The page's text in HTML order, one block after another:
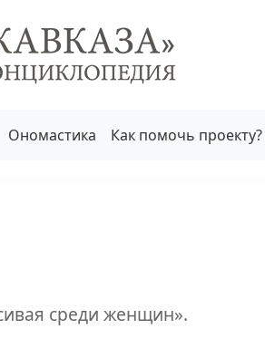
Ономастика Как помочь проекту?
среди женщин».